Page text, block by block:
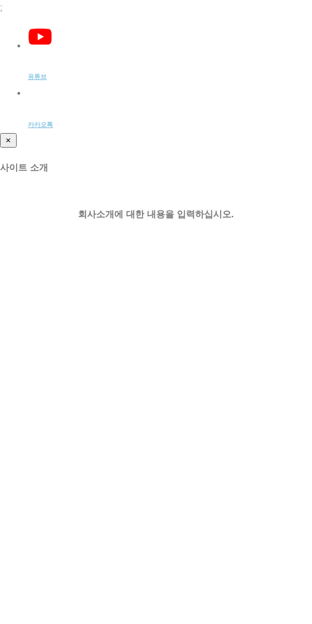
;
유튜브
카카오톡
×
사이트 소개
회사소개에 대한 내용을 입력하십시오.